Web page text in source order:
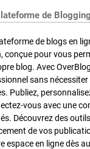
de
de blogs en
conçue pour vous
blog. Avec
sans
Publiez,
vous avec une
Découvrez des
de vos
espace en ligne dès